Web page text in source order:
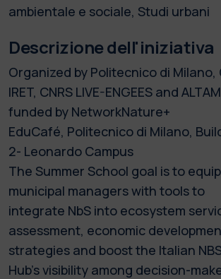
ambientale e sociale, Studi urbani
Descrizione dell'iniziativa
Organized by Politecnico di Milano,
IRET, CNRS LIVE-ENGEES and
funded by NetworkNature+
EduCafé, Politecnico di Milano,
2- Leonardo Campus
The Summer School goal is to equip
municipal managers with tools to
integrate NbS into ecosystem
assessment, economic
strategies and boost the Italian
Hub's visibility among decision-